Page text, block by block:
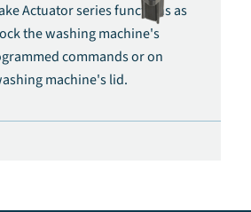
Actuator series functions as
the washing machine's
commands or on
machine's lid.